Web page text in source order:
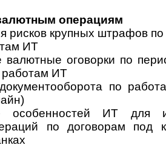
операциям
рисков крупных штрафов по
ИТ
валютные оговорки по
работам ИТ
по
особенностей ИТ для
по договорам под